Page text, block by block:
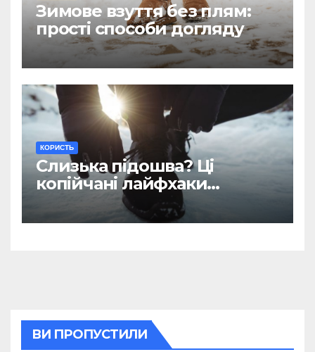
Зимове взуття без плям:
прості способи догляду
КОРИСТЬ
Слизька підошва? Ці
копійчані лайфхаки
врятують вас в ожеледицю
ВИ ПРОПУСТИЛИ